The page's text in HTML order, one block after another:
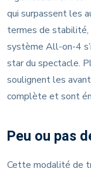
qui surpassent les
termes de stabilité,
système All-on-4
star du spectacle.
soulignent les
complète et sont
Peu ou pas
Cette modalité de